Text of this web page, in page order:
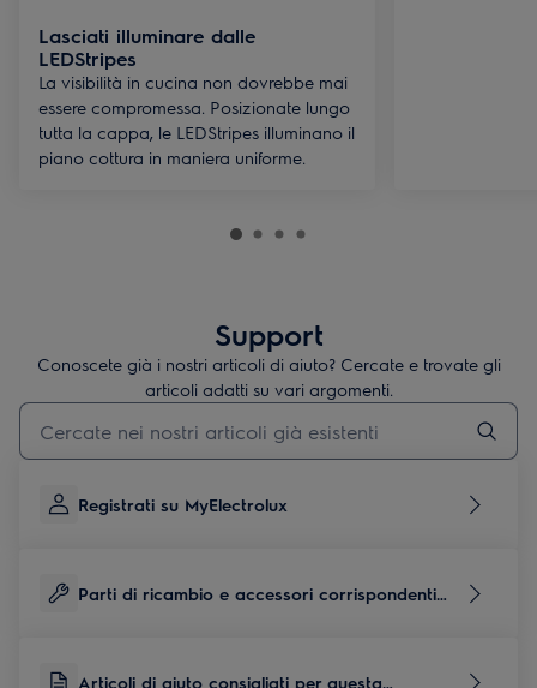
Lasciati illuminare dalle
LEDStripes
La visibilità in cucina non dovrebbe mai
essere compromessa. Posizionate lungo
tutta la cappa, le LEDStripes illuminano il
piano cottura in maniera uniforme.
Support
Conoscete già i nostri articoli di aiuto? Cercate e trovate gli
articoli adatti su vari argomenti.
Inserisci il termine di ricerca per gli articoli di assistenza
Registrati su MyElectrolux
Parti di ricambio e accessori corrispondenti
Articoli di aiuto consigliati per questa